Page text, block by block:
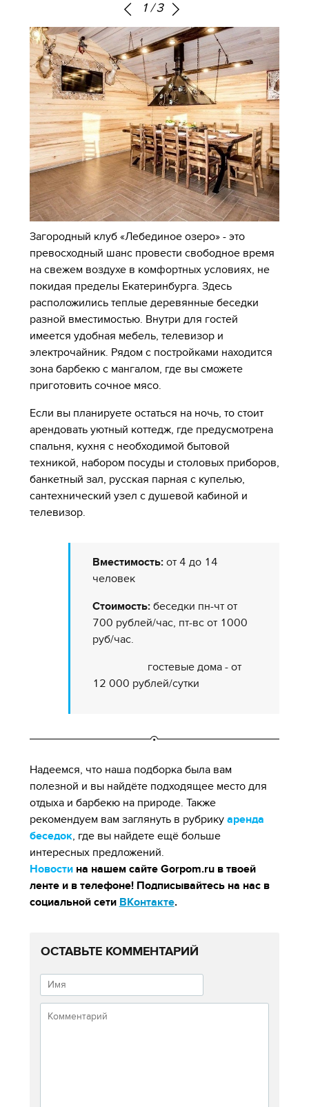
1/3
Загородный клуб «Лебединое озеро» - это
превосходный шанс провести свободное время
на свежем воздухе в комфортных условиях, не
покидая пределы Екатеринбурга. Здесь
расположились теплые деревянные беседки
разной вместимостью. Внутри для гостей
имеется удобная мебель, телевизор и
электрочайник. Рядом с постройками находится
зона барбекю с мангалом, где вы сможете
приготовить сочное мясо.
Если вы планируете остаться на ночь, то стоит
арендовать уютный коттедж, где предусмотрена
спальня, кухня с необходимой бытовой
техникой, набором посуды и столовых приборов,
банкетный зал, русская парная с купелью,
сантехнический узел с душевой кабиной и
телевизор.
Вместимость:от 4 до 14
человек
Стоимость:беседки пн-чт от
700 рублей/час, пт-вс от 1000
руб/час.
гостевые дома - от
12 000 рублей/сутки
Надеемся, что наша подборка была вам
полезной и вы найдёте подходящее место для
отдыха и барбекю на природе. Также
рекомендуем вам заглянуть в рубрику аренда
беседок, где вы найдете ещё больше
интересных предложений.
Новостина нашем сайте Gorpom.ru в твоей
ленте и в телефоне! Подписывайтесь на нас в
социальной сети ВКонтакте.
ОСТАВЬТЕ КОММЕНТАРИЙ